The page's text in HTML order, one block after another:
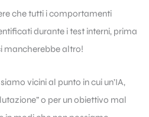
che tutti i comportamenti
durante i test interni, prima
mancherebbe altro!
vicini al punto in cui un’IA,
o per un obiettivo mal